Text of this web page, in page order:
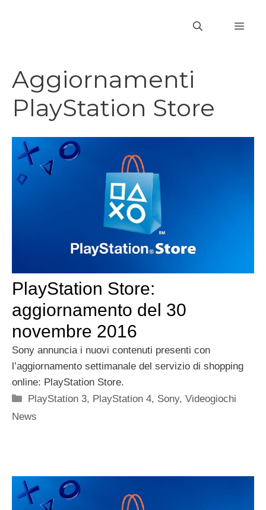
Aggiornamenti
PlayStation Store
PlayStation Store:
aggiornamento del 30
novembre 2016
Sony annuncia i nuovi contenuti presenti con
l’aggiornamento settimanale del servizio di shopping
online: PlayStation Store.
Categorie
PlayStation 3, PlayStation 4, Sony,Videogiochi
News